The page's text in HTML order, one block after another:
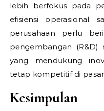
lebih berfokus pada
efisiensi operasional
perusahaan perlu
pengembangan
yang mendukung
tetap kompetitif di
Kesimpulan